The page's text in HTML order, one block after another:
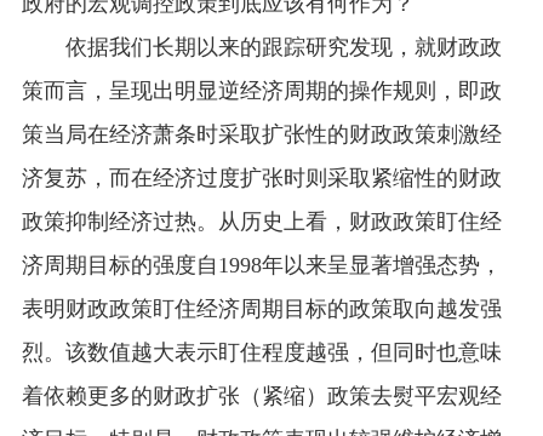
依据我们长期以来的跟踪研究发现，就财政政
策而言，呈现出明显逆经济周期的操作规则，即政
策当局在经济萧条时采取扩张性的财政政策刺激经
济复苏，而在经济过度扩张时则采取紧缩性的财政
政策抑制经济过热。从历史上看，财政政策盯住经
济周期目标的强度自 1998年以来呈显著增强态势，
表明财政政策盯住经济周期目标的政策取向越发强
烈。该数值越大表示盯住程度越强，但同时也意味
着依赖更多的财政扩张（紧缩）政策去熨平宏观经